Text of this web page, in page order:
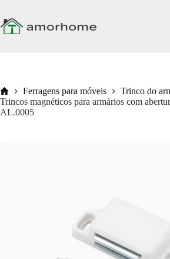
o
conteúdo
InícioFerragens para móveis
Trinco do
Trincos magnéticos para armários com
AL.0005